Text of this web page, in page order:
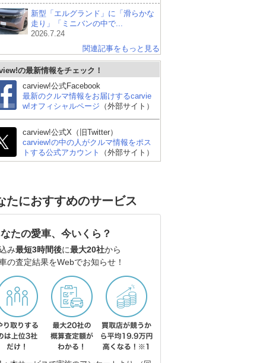
ホンダ オデッセイ スズキ エブリイワゴン
新型「エルグランド」に「滑らかな
走り」「ミニバンの中で...
2026.7.24
関連記事をもっと見る
の最新情報をチェック！
carview!公式Facebook
最新のクルマ情報をお届けするcarvie
w!オフィシャルページ （外部サイト）
carview!公式X（旧Twitter）
carview!の中の人がクルマ情報をポス
トする公式アカウント
（外部サイト）
たにおすすめのサービス
たの愛車、今いくら？
み最短3時間後に最大20社から
の査定結果をWebでお知らせ！